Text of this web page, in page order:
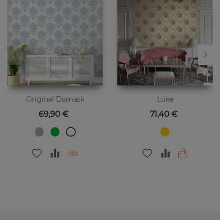
Original Damask
Цена
69,90 €
Luke
Цена
71,40 €